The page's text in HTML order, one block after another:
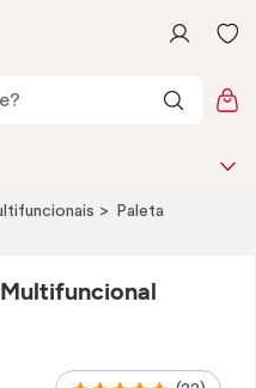
Paleta